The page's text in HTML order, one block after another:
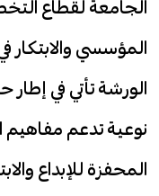
الجامعة لقطاع
المؤسسي والابتكار
الورشة تأتي في
نوعية تدعم مفاهيم
المحفزة للإبداع